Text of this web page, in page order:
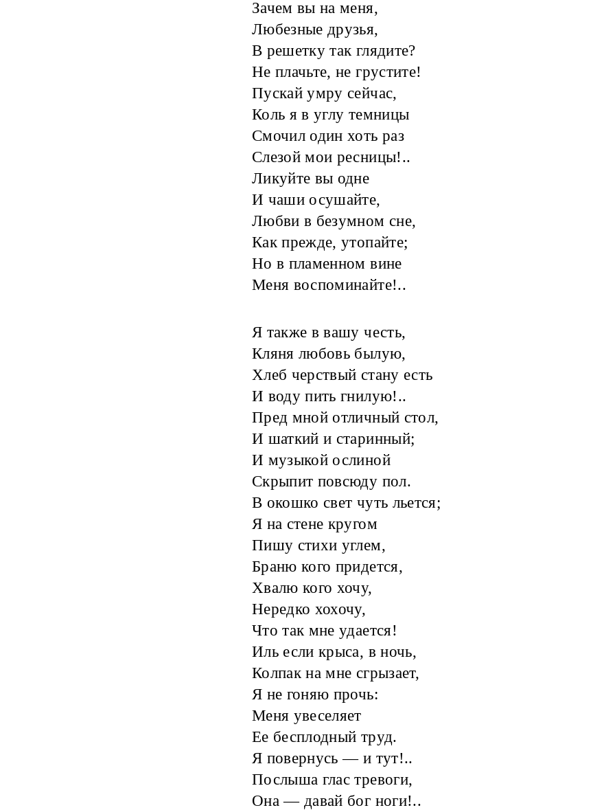
Зачем вы на меня,
Любезные друзья,
В решетку так глядите?
Не плачьте, не грустите!
Пускай умру сейчас,
Коль я в углу темницы
Смочил один хоть раз
Слезой мои ресницы!..
Ликуйте вы одне
И чаши осушайте,
Любви в безумном сне,
Как прежде, утопайте;
Но в пламенном вине
Меня воспоминайте!..
Я также в вашу честь,
Кляня любовь былую,
Хлеб черствый стану есть
И воду пить гнилую!..
Пред мной отличный стол,
И шаткий и старинный;
И музыкой ослиной
Скрыпит повсюду пол.
В окошко свет чуть льется;
Я на стене кругом
Пишу стихи углем,
Браню кого придется,
Хвалю кого хочу,
Нередко хохочу,
Что так мне удается!
Иль если крыса, в ночь,
Колпак на мне сгрызает,
Я не гоняю прочь:
Меня увеселяет
Ее бесплодный труд.
Я повернусь — и тут!..
Послыша глас тревоги,
Она — давай бог ноги!..